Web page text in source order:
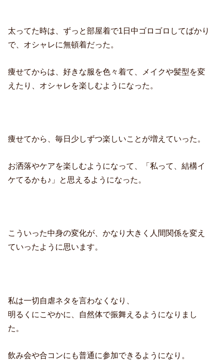
太ってた時は、ずっと部屋着で1日中ゴロゴロしてばかり
で、オシャレに無頓着だった。
痩せてからは、好きな服を色々着て、メイクや髪型を変
えたり、オシャレを楽しむようになった。
痩せてから、毎日少しずつ楽しいことが増えていった。
お洒落やケアを楽しむようになって、「私って、結構イ
ケてるかも♪」と思えるようになった。
こういった中身の変化が、かなり大きく人間関係を変え
ていったように思います。
私は一切自虐ネタを言わなくなり、
明るくにこやかに、自然体で振舞えるようになりまし
た。
飲み会や合コンにも普通に参加できるようになり。